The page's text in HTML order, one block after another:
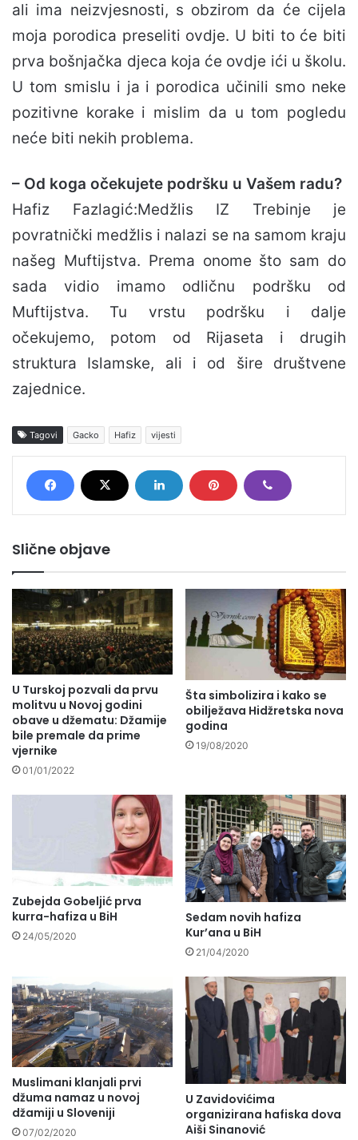
ali ima neizvjesnosti, s obzirom da će cijela
moja porodica preseliti ovdje. U biti to će biti
prva bošnjačka djeca koja će ovdje ići u školu.
U tom smislu i ja i porodica učinili smo neke
pozitivne korake i mislim da u tom pogledu
neće biti nekih problema.
– Od koga očekujete podršku u Vašem radu?
Hafiz Fazlagić:Medžlis IZ Trebinje je
povratnički medžlis i nalazi se na samom kraju
našeg Muftijstva. Prema onome što sam do
sada vidio imamo odličnu podršku od
Muftijstva. Tu vrstu podršku i dalje
očekujemo, potom od Rijaseta i drugih
struktura Islamske, ali i od šire društvene
zajednice.
Tagovi Gacko Hafiz vijesti
Slične objave
U Turskoj pozvali da prvu
molitvu u Novoj godini
obave u džematu: Džamije
bile premale da prime
vjernike
01/01/2022
Šta simbolizira i kako se
obilježava Hidžretska nova
godina
19/08/2020
Zubejda Gobeljić prva
kurra-hafiza u BiH
24/05/2020
Sedam novih hafiza
Kur’ana u BiH
21/04/2020
Muslimani klanjali prvi
džuma namaz u novoj
džamiji u Sloveniji
07/02/2020
U Zavidovićima
organizirana hafiska dova
Aiši Sinanović